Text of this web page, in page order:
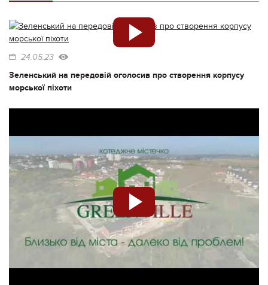
24.05.23
Зеленський на передовій оголосив про створення корпусу
морської піхоти